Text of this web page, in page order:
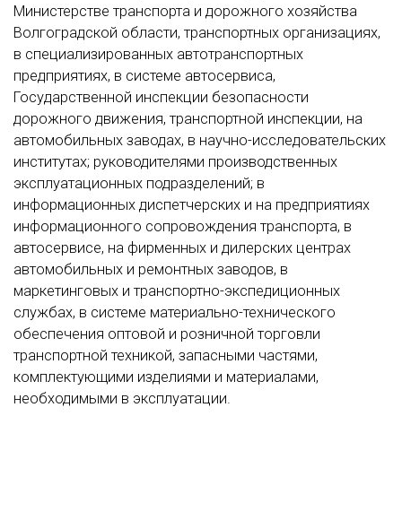
Министерстве транспорта и дорожного хозяйства
Волгоградской области, транспортных организациях,
в специализированных автотранспортных
предприятиях, в системе автосервиса,
Государственной инспекции безопасности
дорожного движения, транспортной инспекции, на
автомобильных заводах, в научно-исследовательских
институтах; руководителями производственных
эксплуатационных подразделений; в
информационных диспетчерских и на предприятиях
информационного сопровождения транспорта, в
автосервисе, на фирменных и дилерских центрах
автомобильных и ремонтных заводов, в
маркетинговых и транспортно-экспедиционных
службах, в системе материально-технического
обеспечения оптовой и розничной торговли
транспортной техникой, запасными частями,
комплектующими изделиями и материалами,
необходимыми в эксплуатации.